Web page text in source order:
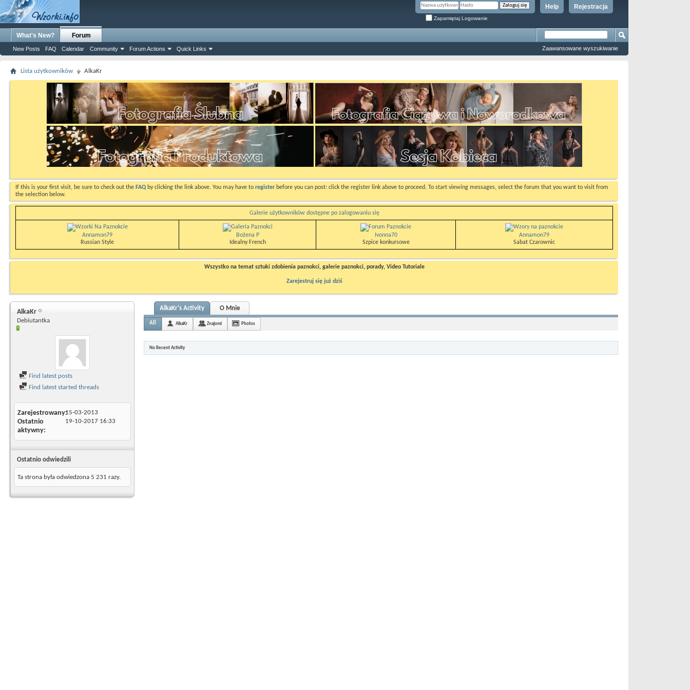
Rejestracja
Help
Zapamiętaj Logowanie
What's New? Forum
New Posts FAQ Calendar Community Forum Actions Quick Links Zaawansowane wyszukiwanie
Lista użytkowników AlkaKr
If this is your first visit, be sure to check out the FAQ by clicking the link above. You may have to register before you can post: click the register link above to proceed. To start viewing messages, select the forum that you want to visit from
the selection below.
Galerie użytkowników dostępne po zalogowaniu się
Annamon79
Russian Style
Bożena P
Idealny French
Ivonna70
Szpice konkursowe
Annamon79
Sabat Czarownic
Wszystko na temat sztuki zdobienia paznokci, galerie paznokci, porady, Video Tutoriale
Zarejestruj się już dziś
AlkaKr
Debiutantka
Find latest posts
Find latest started threads
Zarejestrowany15-03-2013
Ostatnio
aktywny
19-10-2017 16:33
Ostatnio odwiedzili
Ta strona była odwiedzona 5 231 razy.
AlkaKr's Activity O Mnie
All AlkaKr Znajomi Photos
No Recent Activity